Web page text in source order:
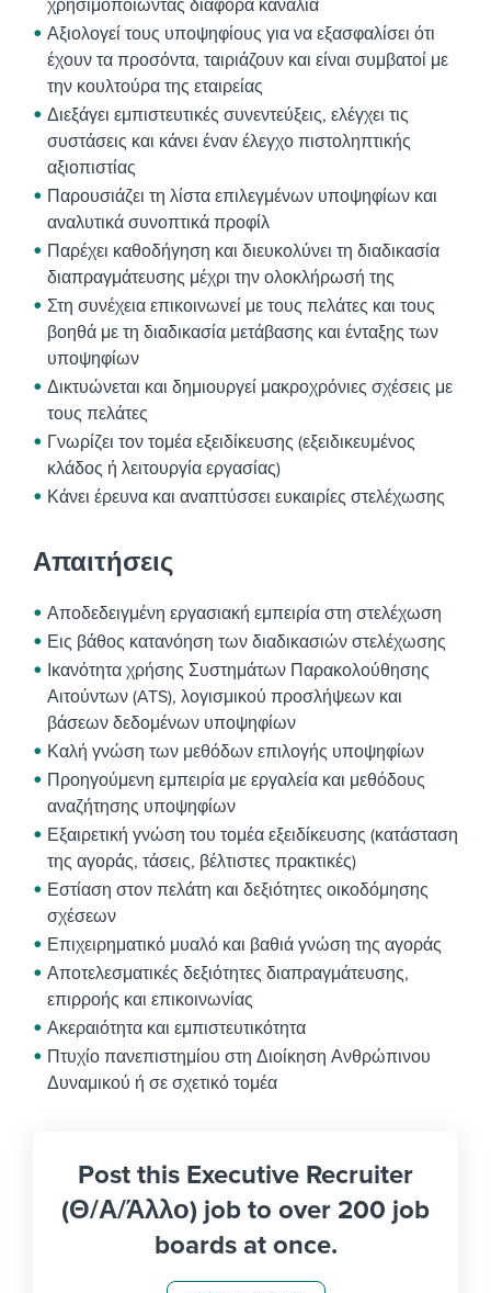
χρησιμοποιώντας διάφορα κανάλια
Αξιολογεί τους υποψηφίους για να εξασφαλίσει ότι
έχουν τα προσόντα, ταιριάζουν και είναι συμβατοί με
την κουλτούρα της εταιρείας
Διεξάγει εμπιστευτικές συνεντεύξεις, ελέγχει τις
συστάσεις και κάνει έναν έλεγχο πιστοληπτικής
αξιοπιστίας
Παρουσιάζει τη λίστα επιλεγμένων υποψηφίων και
αναλυτικά συνοπτικά προφίλ
Παρέχει καθοδήγηση και διευκολύνει τη διαδικασία
διαπραγμάτευσης μέχρι την ολοκλήρωσή της
Στη συνέχεια επικοινωνεί με τους πελάτες και τους
βοηθά με τη διαδικασία μετάβασης και ένταξης των
υποψηφίων
Δικτυώνεται και δημιουργεί μακροχρόνιες σχέσεις με
τους πελάτες
Γνωρίζει τον τομέα εξειδίκευσης (εξειδικευμένος
κλάδος ή λειτουργία εργασίας)
Κάνει έρευνα και αναπτύσσει ευκαιρίες στελέχωσης
Απαιτήσεις
Αποδεδειγμένη εργασιακή εμπειρία στη στελέχωση
Εις βάθος κατανόηση των διαδικασιών στελέχωσης
Ικανότητα χρήσης Συστημάτων Παρακολούθησης
Αιτούντων (ATS), λογισμικού προσλήψεων και
βάσεων δεδομένων υποψηφίων
Καλή γνώση των μεθόδων επιλογής υποψηφίων
Προηγούμενη εμπειρία με εργαλεία και μεθόδους
αναζήτησης υποψηφίων
Εξαιρετική γνώση του τομέα εξειδίκευσης (κατάσταση
της αγοράς, τάσεις, βέλτιστες πρακτικές)
Εστίαση στον πελάτη και δεξιότητες οικοδόμησης
σχέσεων
Επιχειρηματικό μυαλό και βαθιά γνώση της αγοράς
Αποτελεσματικές δεξιότητες διαπραγμάτευσης,
επιρροής και επικοινωνίας
Ακεραιότητα και εμπιστευτικότητα
Πτυχίο πανεπιστημίου στη Διοίκηση Ανθρώπινου
Δυναμικού ή σε σχετικό τομέα
Post this Executive Recruiter
(Θ/Α/Άλλο) job to over 200 job
boards at once.